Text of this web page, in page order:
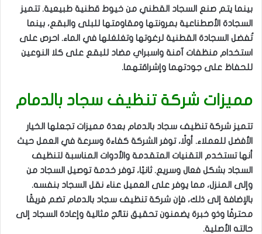
بينما يتم صنع السجاد القطني من خيوط قطنية طبيعية. تتميز
السجادة الأصطناعية بمرونتها ومقاومتها للبلى والبقع، بينما
تُفضل السجادة القطنية لرغوتها وتغلغلها في الماء. احرص على
استخدام منظفات آمنة واسبراي مضاد للبقع على كلا النوعين
للحفاظ على جودتهما وإشراقتهما.
مميزات شركة تنظيف سجاد بالدمام
تتميز شركة تنظيف سجاد بالدمام بعدة مميزات تجعلها الخيار
الأفضل للعملاء. أولًا، توفر الشركة كفاءة وسرعة في العمل حيث
أنها تستخدم التقنيات المتقدمة والأدوات المناسبة لتنظيف
السجاد بشكل فعال وسريع. ثانيًا، توفر خدمة توصيل السجاد من
وإلى المنزل، مما يوفر على العميل عناء نقل السجاد بنفسه.
بالإضافة إلى ذلك، فإن شركة تنظيف سجاد بالدمام تضم فريقًا
محترفًا وذو خبرة يضمنون تحقيق نتائج مثالية وإعادة السجاد إلى
حالته الأصلية.